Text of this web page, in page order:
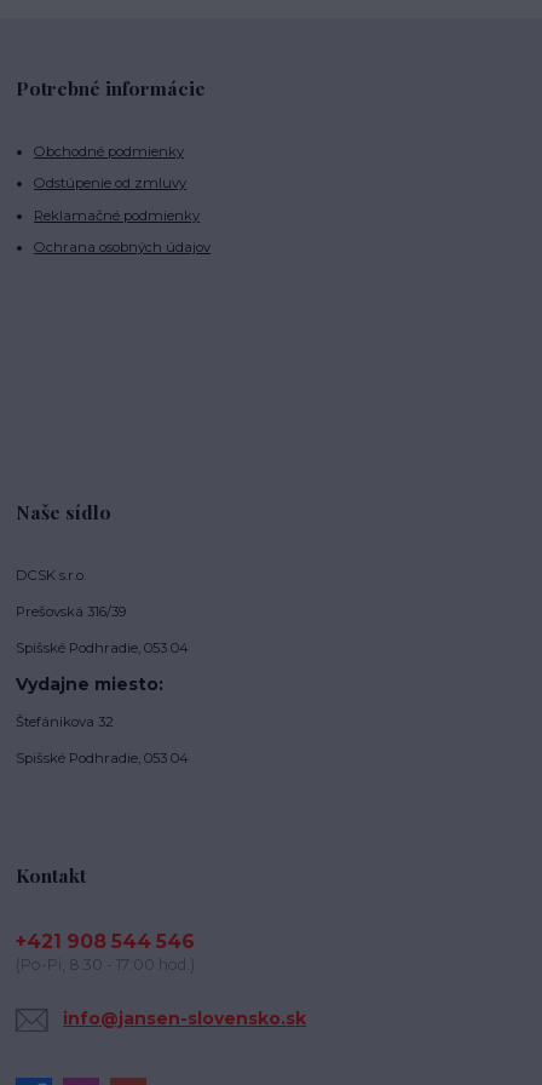
Potrebné informácie
Obchodné podmienky
Odstúpenie od zmluvy
Reklamačné podmienky
Ochrana osobných údajov
Naše sídlo
DCSK s.r.o.
Prešovská 316/39
Spišské Podhradie, 053 04
Vydajne miesto:
Štefánikova 32
Spišské Podhradie, 053 04
Kontakt
+421 908 544 546
(Po-Pi, 8:30 - 17:00 hod.)
info@jansen-slovensko.sk